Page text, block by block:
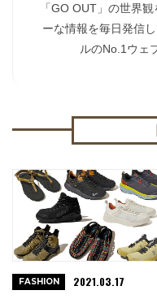
「GO OUT」の世界
ーな情報を毎日発信
ルのNo.1ウェ
FASHION 2021.03.17